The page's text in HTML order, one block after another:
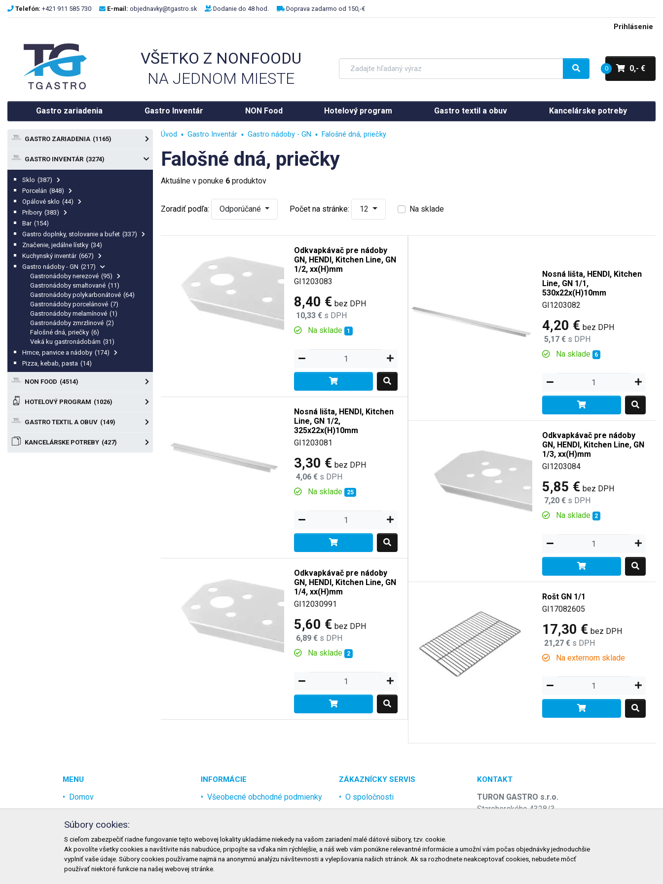
Telefón: +421 911 585 730 E-mail: objednavky@tgastro.sk Dodanie do 48 hod. Doprava zadarmo od 150,-€
Prihlásenie
VŠETKO Z NONFOODU
NA JEDNOM MIESTE
0 0,- €
Gastro zariadenia Gastro Inventár NON Food Hotelový program Gastro textil a obuv Kancelárske potreby
GASTRO ZARIADENIA (1165)
GASTRO INVENTÁR (3274)
Sklo (387)
Porcelán (848)
Opálové sklo (44)
Príbory (383)
Bar (154)
Gastro doplnky, stolovanie a bufet (337)
Značenie, jedálne lístky (34)
Kuchynský inventár (667)
Gastro nádoby - GN (217)
Gastronádoby nerezové (95)
Gastronádoby smaltované (11)
Gastronádoby polykarbonátové (64)
Gastronádoby porcelánové (7)
Gastronádoby melamínové (1)
Gastronádoby zmrzlinové (2)
Falošné dná, priečky (6)
Veká ku gastronádobám (31)
Hrnce, panvice a nádoby (174)
Pizza, kebab, pasta (14)
NON FOOD (4514)
HOTELOVÝ PROGRAM (1026)
GASTRO TEXTIL A OBUV (149)
KANCELÁRSKE POTREBY (427)
Úvod Gastro Inventár Gastro nádoby - GN Falošné dná, priečky
Falošné dná, priečky
Aktuálne v ponuke 6produktov
Zoradiť podľa: Odporúčané Počet na stránke: 12 Na sklade
Odkvapkávač pre nádoby
GN, HENDI, Kitchen Line, GN
1/2, xx(H)mm
GI1203083
8,40 € bez DPH
10,33 € s DPH
Na sklade
1
Nosná lišta, HENDI, Kitchen
Line, GN 1/1,
530x22x(H)10mm
GI1203082
4,20 € bez DPH
5,17 € s DPH
Na sklade
6
Nosná lišta, HENDI, Kitchen
Line, GN 1/2,
325x22x(H)10mm
GI1203081
3,30 € bez DPH
4,06 € s DPH
Na sklade
25
Odkvapkávač pre nádoby
GN, HENDI, Kitchen Line, GN
1/3, xx(H)mm
GI1203084
5,85 € bez DPH
7,20 € s DPH
Na sklade
2
Odkvapkávač pre nádoby
GN, HENDI, Kitchen Line, GN
1/4, xx(H)mm
GI12030991
5,60 € bez DPH
6,89 € s DPH
Na sklade
2
Rošt GN 1/1
GI17082605
17,30 € bez DPH
21,27 € s DPH
Na externom sklade
MENU
Domov
Akcia
Najpredávanejšie
Odvetvia
Novinky
INFORMÁCIE
Všeobecné obchodné podmienky
Ochrana osobných údajov
Možnosti dopravy
Možnosti platby
Zmeniť nastavenie cookies
ZÁKAZNÍCKY SERVIS
O spoločnosti
Kontakt
KONTAKT
TURON GASTRO s.r.o.
Starohorského 4328/3
Telefón:+421 911 585 730
Súbory cookies:
S cieľom zabezpečiť riadne fungovanie tejto webovej lokality ukladáme niekedy na vašom zariadení malé dátové súbory, tzv. cookie.
Ak povolíte všetky cookies a navštívite nás nabudúce, pripojíte sa vďaka ním rýchlejšie, a náš web vám ponúkne relevantné informácie a umožní vám počas objednávky jednoduchšie
vyplniť vaše údaje. Súbory cookies používame najmä na anonymnú analýzu návštevnosti a vylepšovania našich stránok. Ak sa rozhodnete neakceptovať cookies, nebudete môcť
používať niektoré funkcie na našej webovej stránke.